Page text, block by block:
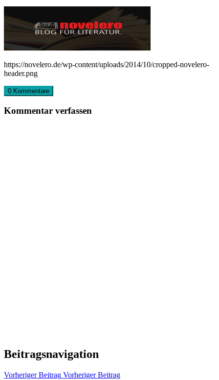
https://novelero.de/wp-content/uploads/2014/10/cropped-novelero-
header.png
0 Kommentare
Kommentar verfassen
Beitragsnavigation
Vorheriger Beitrag Vorheriger Beitrag